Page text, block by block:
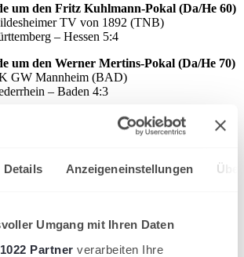
Details Anzeigeneinstellungen
Umgang mit Ihren Daten
Partner verarbeiten Ihre
um den Fritz Kuhlmann-Pokal (Da/He 60)
TV von 1892 (TNB)
– Hessen 5:4
um den Werner Mertins-Pokal (Da/He 70)
GW Mannheim (BAD)
– Baden 4:3
tennis.dewird in einer